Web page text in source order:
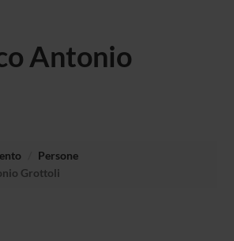
Antonio
Persone
Grottoli